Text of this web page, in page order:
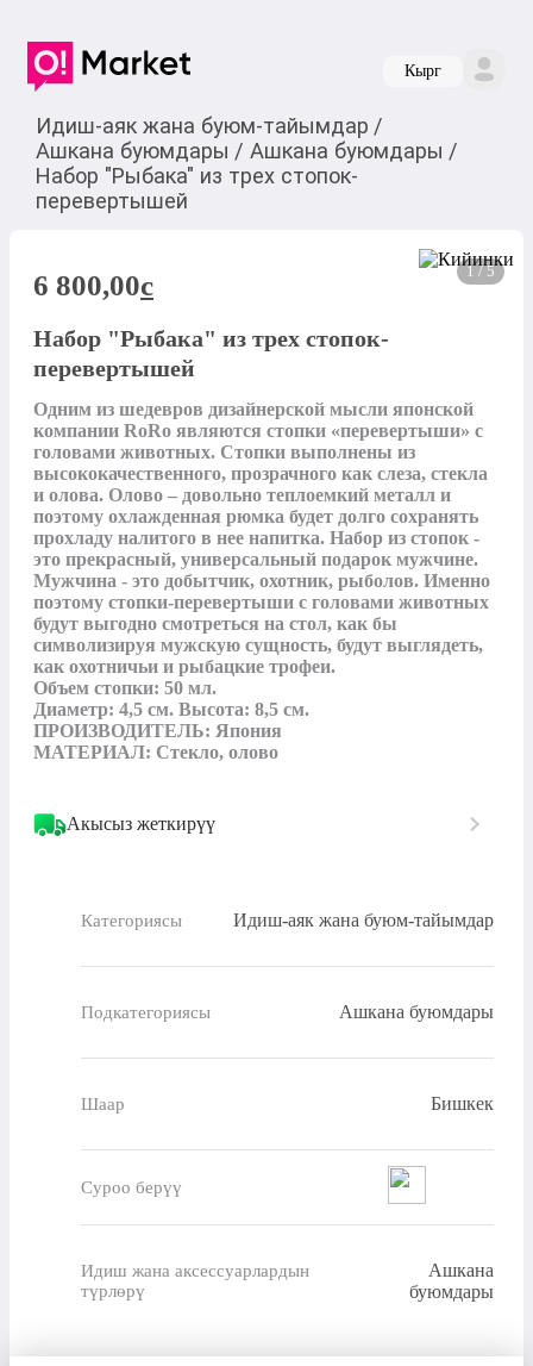
Кырг
Идиш-аяк жана буюм-тайымдар /
Ашкана буюмдары / Ашкана буюмдары /
Набор "Рыбака" из трех стопок-
перевертышей
1 / 5
6 800,00c
Набор "Рыбака" из трех стопок-
перевертышей
Одним из шедевров дизайнерской мысли японской
компании RoRo являются стопки «перевертыши» с
головами животных. Стопки выполнены из
высококачественного, прозрачного как слеза, стекла
и олова. Олово – довольно теплоемкий металл и
поэтому охлажденная рюмка будет долго сохранять
прохладу налитого в нее напитка. Набор из стопок -
это прекрасный, универсальный подарок мужчине.
Мужчина - это добытчик, охотник, рыболов. Именно
поэтому стопки-перевертыши с головами животных
будут выгодно смотреться на стол, как бы
символизируя мужскую сущность, будут выглядеть,
как охотничьи и рыбацкие трофеи.
Объем стопки: 50 мл.
Диаметр: 4,5 см. Высота: 8,5 см.
ПРОИЗВОДИТЕЛЬ: Япония
МАТЕРИАЛ: Стекло, олово
Акысыз жеткирүү
Категориясы Идиш-аяк жана буюм-тайымдар
Подкатегориясы Ашкана буюмдары
Шаар Бишкек
Суроо берүү
Идиш жана аксессуарлардын
түрлөрү
Ашкана
буюмдары